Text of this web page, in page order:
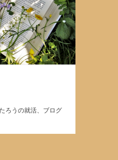
ろうの就活、ブログ